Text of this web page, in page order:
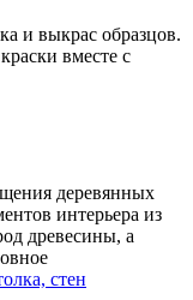
и выкрас образцов.
вместе с
деревянных
интерьера из
древесины, а
стен